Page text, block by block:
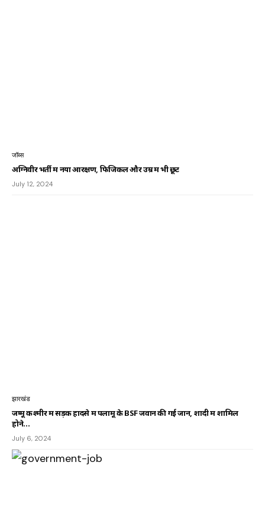
जॉब्स
अग्निवीर भर्ती में नया आरक्षण, फिजिकल और उम्र में भी छूट
July 12, 2024
झारखंड
जम्मू कश्मीर में सड़क हादसे में पलामू के BSF जवान की गई जान, शादी में शामिल
होने…
July 6, 2024